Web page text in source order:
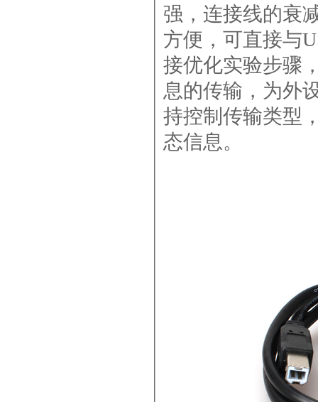
强，连接线的衰
方便，可直接与
接优化实验步骤
息的传输，为外
持控制传输类型
态信息。